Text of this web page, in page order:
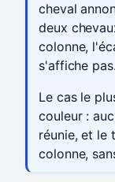
cheval
deux
colonne,
s'affiche pas.
Le cas le
couleur :
réunie, et le
colonne,